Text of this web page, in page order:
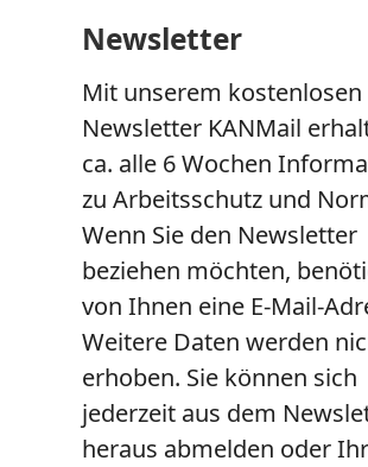
Newsletter
Mit unserem kostenlosen
Newsletter KANMail
ca. alle 6 Wochen
zu Arbeitsschutz und
Wenn Sie den Newsletter
beziehen möchten,
von Ihnen eine E-Mail-
Weitere Daten werden
erhoben. Sie können sich
jederzeit aus dem
heraus abmelden oder